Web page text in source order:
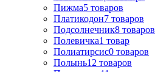
Пижма5 товаров
Платикодон7 товаров
Подсолнечник8 товаров
Полевичка1 товар
Полиатирсис0 товаров
Полынь12 товаров